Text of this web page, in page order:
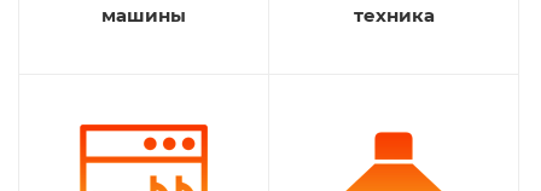
машины
техника